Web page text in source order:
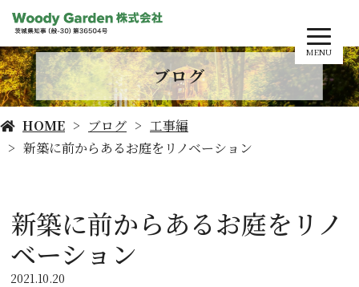
MENU
ブログ
HOME ブログ
工事編
新築に前からあるお庭をリノベーション
新築に前からあるお庭をリノ
ベーション
2021.10.20